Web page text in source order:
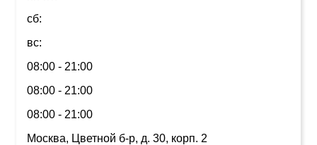
сб:
вс:
08:00 - 21:00
08:00 - 21:00
08:00 - 21:00
Москва, Цветной б-р, д. 30, корп. 2